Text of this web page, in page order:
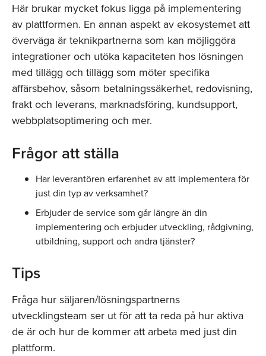
Här brukar mycket fokus ligga på implementering
av plattformen. En annan aspekt av ekosystemet att
överväga är teknikpartnerna som kan möjliggöra
integrationer och utöka kapaciteten hos lösningen
med tillägg och tillägg som möter specifika
affärsbehov, såsom betalningssäkerhet, redovisning,
frakt och leverans, marknadsföring, kundsupport,
webbplatsoptimering och mer.
Frågor att ställa
Har leverantören erfarenhet av att implementera för
just din typ av verksamhet?
Erbjuder de service som går längre än din
implementering och erbjuder utveckling, rådgivning,
utbildning, support och andra tjänster?
Tips
Fråga hur säljaren/lösningspartnerns
utvecklingsteam ser ut för att ta reda på hur aktiva
de är och hur de kommer att arbeta med just din
plattform.